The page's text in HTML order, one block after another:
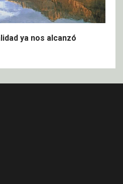
ya nos alcanzó